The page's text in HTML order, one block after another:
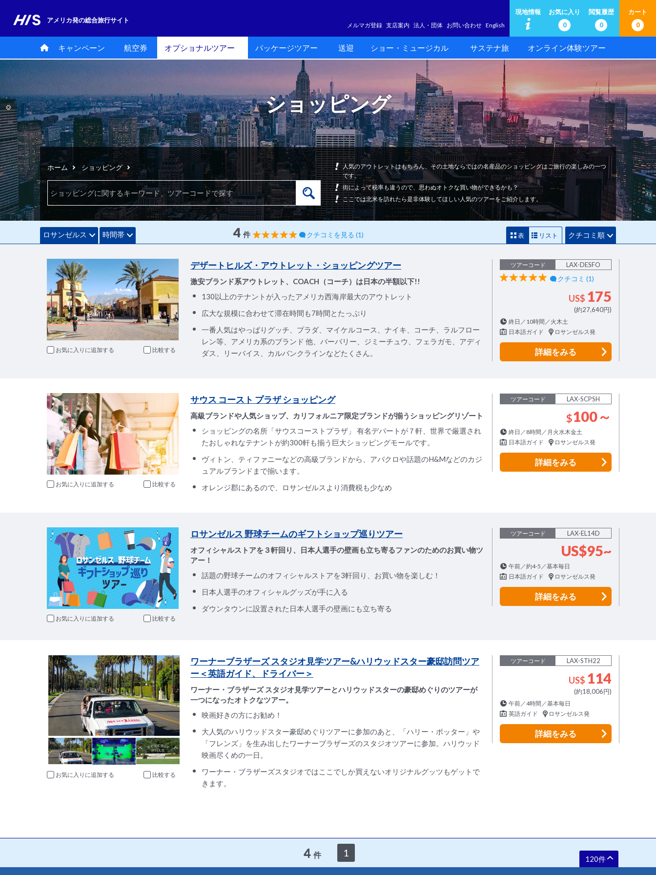
アメリカ発の総合旅行サイト
メルマガ登録 支店案内 法人・団体 お問い合わせ English
現地情報
お気に入り
0
閲覧履歴
0
カート
0
キャンペーン 航空券 オプショナルツアー パッケージツアー 送迎 ショー・ミュージカル サステナ旅 オンライン体験ツアー
ショッピング
ホーム ショッピング
人気のアウトレットはもちろん、その土地ならではの名産品のショッピングはご旅行の楽しみの一つ
です。
街によって税率も違うので、思わぬオトクな買い物ができるかも？
ここでは北米を訪れたら是非体験してほしい人気のツアーをご紹介します。
ロサンゼルス 時間帯 4 件 クチコミを見る (1) 表 リスト クチコミ順
お気に入りに追加 比較
デザートヒルズ・アウトレット・ショッピングツアー
激安ブランド系アウトレット、COACH（コーチ）は日本の半額以下!!
130以上のテナントが入ったアメリカ西海岸最大のアウトレット
広大な規模に合わせて滞在時間も7時間とたっぷり
一番人気はやっぱりグッチ、プラダ、マイケルコース、ナイキ、コーチ、ラルフロー
レン等、アメリカ系のブランド 他、バーバリー、ジミーチュウ、フェラガモ、アディ
ダス、リーバイス、カルバンクラインなどたくさん。
ツアーコード LAX-DESFO
クチコミ (1)
US$ 175
(約27,640円)
終日／10時間／火木土
日本語ガイド
ロサンゼルス発
詳細をみる
お気に入りに追加 比較
サウス コースト プラザ ショッピング
高級ブランドや人気ショップ、カリフォルニア限定ブランドが揃うショッピングリゾート
ショッピングの名所「サウスコーストプラザ」 有名デパートが７軒、世界で厳選され
たおしゃれなテナントが約300軒も揃う巨大ショッピングモールです。
ヴィトン、ティファニーなどの高級ブランドから、アバクロや話題のH&Mなどのカジ
ュアルブランドまで揃います。
オレンジ郡にあるので、ロサンゼルスより消費税も少なめ
ツアーコード LAX-SCPSH
$100～
終日／8時間／月火水木金土
日本語ガイド
ロサンゼルス発
詳細をみる
お気に入りに追加 比較
ロサンゼルス 野球チームのギフトショップ巡りツアー
オフィシャルストアを３軒回り、日本人選手の壁画も立ち寄るファンのためのお買い物ツ
アー！
話題の野球チームのオフィシャルストアを3軒回り、お買い物を楽しむ！
日本人選手のオフィシャルグッズが手に入る
ダウンタウンに設置された日本人選手の壁画にも立ち寄る
ツアーコード LAX-EL14D
US$95~
午前／約4-5／基本毎日
日本語ガイド
ロサンゼルス発
詳細をみる
お気に入りに追加 比較
ワーナーブラザーズ スタジオ見学ツアー&ハリウッドスター豪邸訪問ツア
ー＜英語ガイド、ドライバー＞
ワーナー・ブラザーズ スタジオ見学ツアーとハリウッドスターの豪邸めぐりのツアーが
一つになったオトクなツアー。
映画好きの方にお勧め！
大人気のハリウッドスター豪邸めぐりツアーに参加のあと、「ハリー・ポッター」や
「フレンズ」を生み出したワーナーブラザーズのスタジオツアーに参加。ハリウッド
映画尽くめの一日。
ワーナー・ブラザーズスタジオではここでしか買えないオリジナルグッツもゲットで
きます。
ツアーコード LAX-STH22
US$ 114
(約18,006円)
午前／4時間／基本毎日
英語ガイド
ロサンゼルス発
詳細をみる
4 件 1
120件